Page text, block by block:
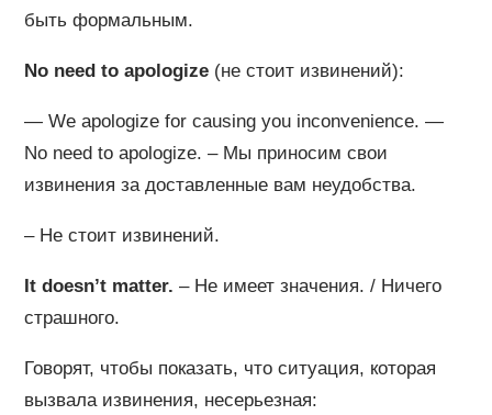
быть формальным.
No need to apologize(не стоит извинений):
— We apologize for causing you inconvenience. —
No need to apologize. – Мы приносим свои
извинения за доставленные вам неудобства.
– Не стоит извинений.
It doesn’t matter. – Не имеет значения. / Ничего
страшного.
Говорят, чтобы показать, что ситуация, которая
вызвала извинения, несерьезная: